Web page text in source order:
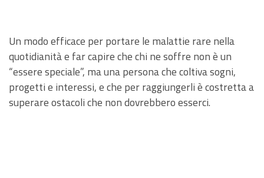
Un modo efficace per portare le malattie rare nella
quotidianità e far capire che chi ne soffre non è un
“essere speciale”, ma una persona che coltiva sogni,
progetti e interessi, e che per raggiungerli è costretta a
superare ostacoli che non dovrebbero esserci.